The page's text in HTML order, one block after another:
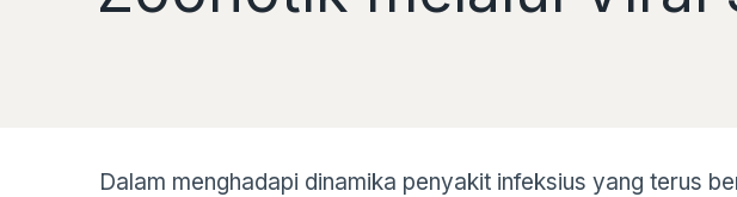
Dalam menghadapi dinamika penyakit infeksius yang terus